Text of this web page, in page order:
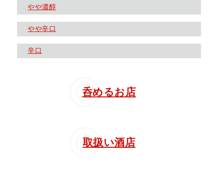
やや濃醇
やや辛口
辛口
呑めるお店
取扱い酒店